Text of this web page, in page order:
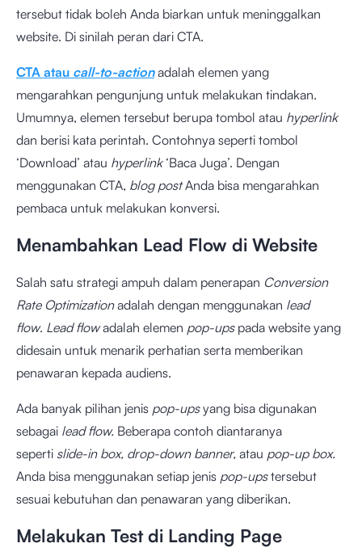
tersebut tidak boleh Anda biarkan untuk meninggalkan
website. Di sinilah peran dari CTA.
CTA atau call-to-actionadalah elemen yang
mengarahkan pengunjung untuk melakukan tindakan.
Umumnya, elemen tersebut berupa tombol atau hyperlink
dan berisi kata perintah. Contohnya seperti tombol
‘Download’ atau hyperlink‘Baca Juga’. Dengan
menggunakan CTA, blog postAnda bisa mengarahkan
pembaca untuk melakukan konversi.
Menambahkan Lead Flow di Website
Salah satu strategi ampuh dalam penerapan Conversion
Rate Optimizationadalah dengan menggunakan lead
flow. Lead flowadalah elemen pop-upspada website yang
didesain untuk menarik perhatian serta memberikan
penawaran kepada audiens.
Ada banyak pilihan jenis pop-upsyang bisa digunakan
sebagai lead flow. Beberapa contoh diantaranya
seperti slide-in box, drop-down banner, atau pop-up box.
Anda bisa menggunakan setiap jenis pop-upstersebut
sesuai kebutuhan dan penawaran yang diberikan.
Melakukan Test di Landing Page